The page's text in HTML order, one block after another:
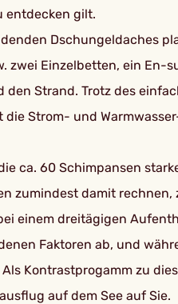
entdecken gilt.
Dschungeldaches
Einzelbetten, ein En-
Strand. Trotz des
Strom- und
ca. 60 Schimpansen
zumindest damit
einem dreitägigen
Faktoren ab, und
Kontrastprogamm zu
auf dem See auf Sie.